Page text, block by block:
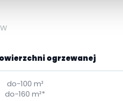
ogrzewanej
do-100 m²
do-160 m²*